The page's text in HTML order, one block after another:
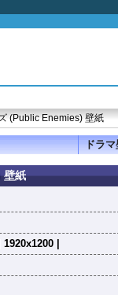
(Public Enemies) 壁紙
ドラ
壁紙
|